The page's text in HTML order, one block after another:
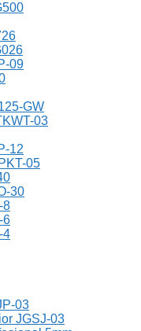
09
GW
03
12
05
30
8
6
4
03
JGSJ-03